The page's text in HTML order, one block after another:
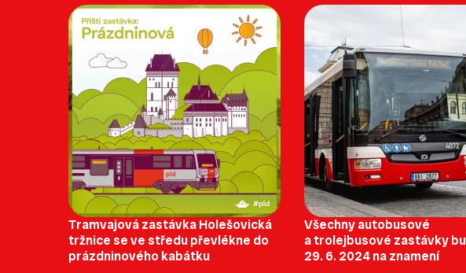
Tramvajová zastávka Holešovická
tržnice se ve středu převlékne do
prázdninového kabátku
Všechny autobusové
a trolejbusové zastávky
29. 6. 2024 na znamení